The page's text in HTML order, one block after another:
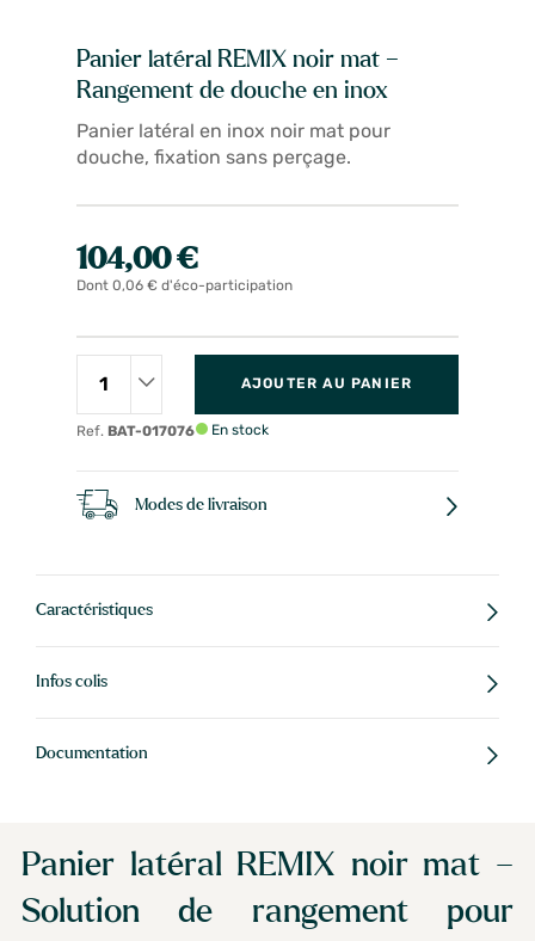
Panier latéral REMIX noir mat –
Rangement de douche en inox
Panier latéral en inox noir mat pour
douche, fixation sans perçage.
104,00 €
Dont 0,06 € d'éco-participation
Ref. BAT-017076
AJOUTER AU PANIER
En stock
Modes de livraison
Caractéristiques
Infos colis
Documentation
Panier latéral REMIX noir mat –
Solution de rangement pour